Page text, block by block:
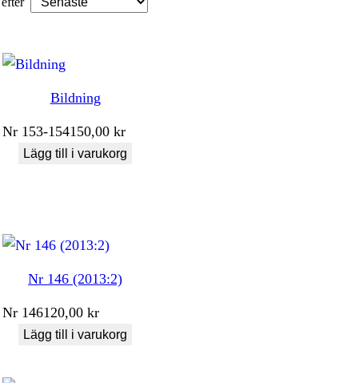
Bildning
Nr 153-154150,00kr
Lägg till i varukorg
Nr 146 (2013:2)
Nr 146120,00kr
Lägg till i varukorg